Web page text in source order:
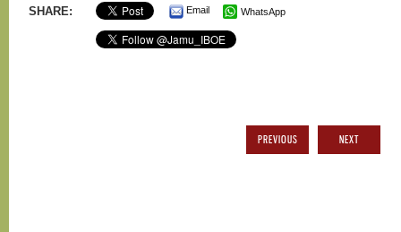
SHARE: Email WhatsApp
PREVIOUS NEXT